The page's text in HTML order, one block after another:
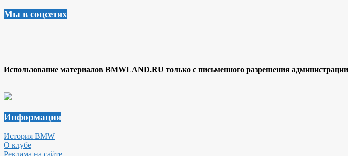
Мы в соцсетях
Использование материалов BMWLAND.RU только с письменного разрешения
Информация
История BMW
О клубе